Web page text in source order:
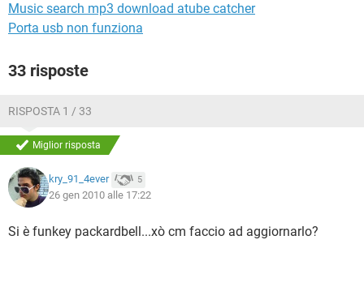
Music search mp3 download atube catcher
Porta usb non funziona
33 risposte
RISPOSTA 1 / 33
Miglior risposta
kry_91_4ever 5
26 gen 2010 alle 17:22
Si è funkey packardbell...xò cm faccio ad aggiornarlo?